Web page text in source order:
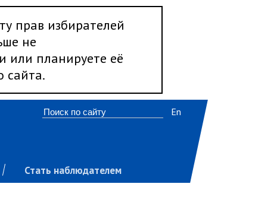
прав избирателей
не
или планируете её
сайта.
Стать наблюдателем
En